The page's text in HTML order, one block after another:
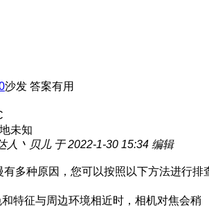
沙发 答案有用
未知
人丶贝儿 于 2022-1-30 15:34 编辑
有多种原因，您可以按照以下方法进行排
特征与周边环境相近时，相机对焦会稍